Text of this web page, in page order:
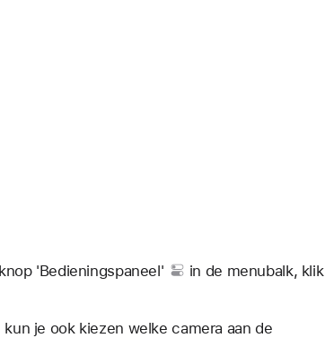
knop 'Bedieningspaneel'
in de menubalk, klik
kun je ook kiezen welke camera aan de